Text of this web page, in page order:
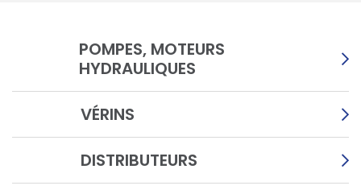
POMPES, MOTEURS
HYDRAULIQUES
VÉRINS
DISTRIBUTEURS